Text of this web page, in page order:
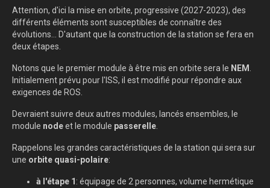
Attention, d'ici la mise en orbite, progressive (2027-2023), des
différents éléments sont susceptibles de connaître des
évolutions... D'autant que la construction de la station se fera en
deux étapes.
Notons que le premier module à être mis en orbite sera le NEM
Initialement prévu pour l'ISS, il est modifié pour répondre aux
exigences de ROS.
Devraient suivre deux autres modules, lancés ensembles, le
module nodeet le module passerelle
Rappelons les grandes caractéristiques de la station qui sera sur
une orbite quasi-polaire:
à l'étape 1 : équipage de 2 personnes, volume hermétique